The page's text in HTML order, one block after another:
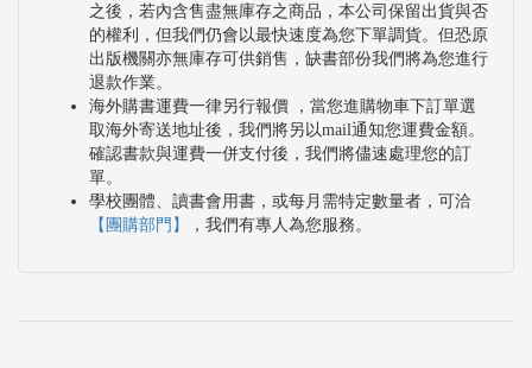
之後，若內含售盡無庫存之商品，本公司保留出貨與否
的權利，但我們仍會以最快速度為您下單調貨。但恐原
出版機關亦無庫存可供銷售，缺書部份我們將為您進行
退款作業。
海外購書運費一律另行報價 ，當您進購物車下訂單選
取海外寄送地址後，我們將另以mail通知您運費金額。
確認書款與運費一併支付後，我們將儘速處理您的訂
單。
學校團體、讀書會用書，或每月需特定數量者，可洽
【團購部門】
，我們有專人為您服務。